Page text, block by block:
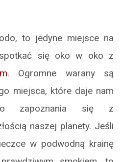
to jedyne miejsce na
się oko w oko z
. Ogromne warany są
miejsca, które daje nam
zapoznania się z
naszej planety. Jeśli
w podwodną krainę